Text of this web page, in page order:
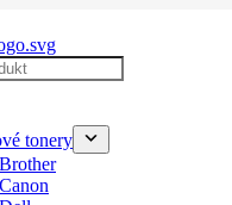
tonery
Brother
Canon